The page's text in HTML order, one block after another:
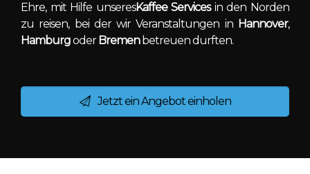
Ehre, mit Hilfe unseresKaffee Servicesin den Norden
zu reisen, bei der wir Veranstaltungen inHannover,
Hamburgoder Bremenbetreuen durften.
Jetzt ein Angebot einholen